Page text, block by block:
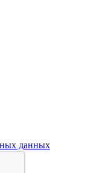
данных